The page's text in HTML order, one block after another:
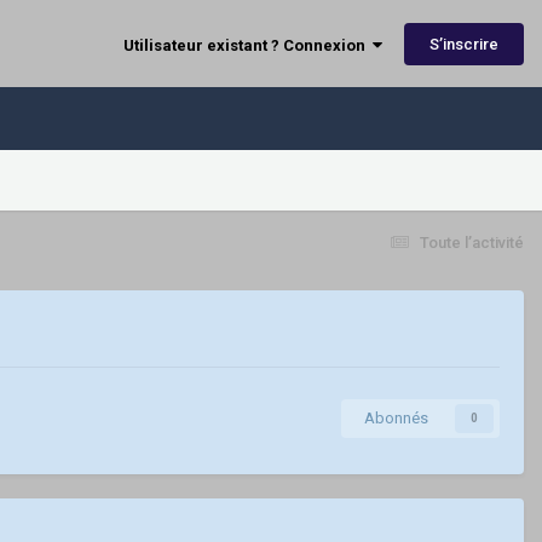
Utilisateur existant ? Connexion S’inscrire
Toute l’activité
Abonnés 0